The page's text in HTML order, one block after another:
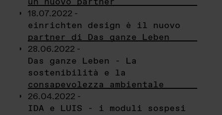
18.07.2022 -
einrichten design è il nuovo
partner di Das ganze Leben
28.06.2022 -
Das ganze Leben - La
sostenibilità e la
consapevolezza ambientale
26.04.2022 -
IDA e LUIS - i moduli sospesi